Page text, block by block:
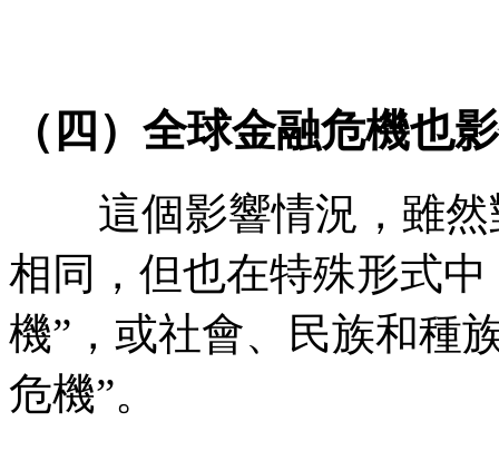
（四）全球金融危機也
這個影響情況，雖
相同，但也在特殊形式
機” ，或社會、民族和種
危機”。